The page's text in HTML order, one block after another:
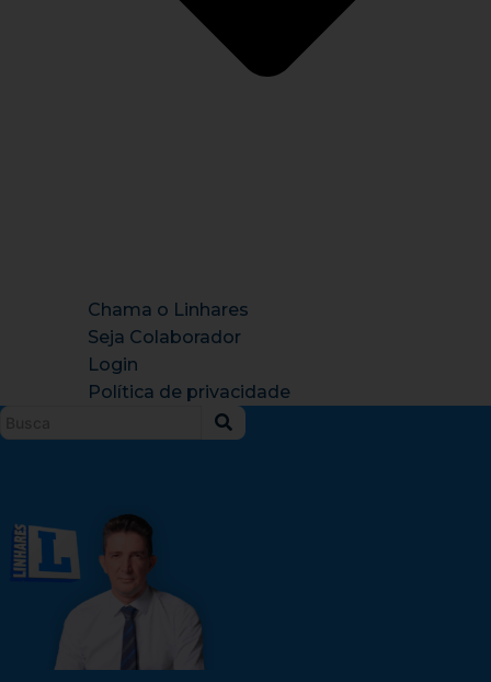
Chama o Linhares
Seja Colaborador
Login
Política de privacidade